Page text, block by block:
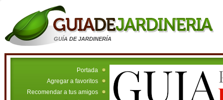
GUÍA DE JARDINERÍA
Portada
Agregar a favoritos
Recomendar a tus amigos